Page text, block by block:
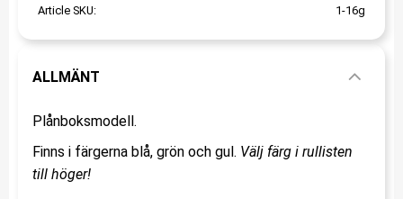
Article SKU
1-16g
ALLMÄNT
Plånboksmodell.
Finns i färgerna blå, grön och gul. Välj färg i rullisten
till höger!